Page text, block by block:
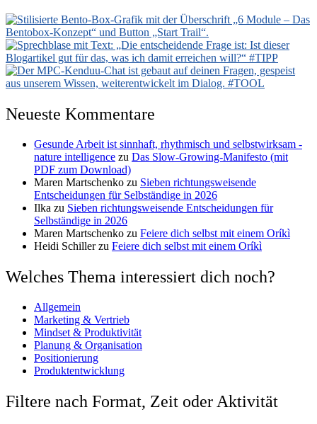
Neueste Kommentare
Gesunde Arbeit ist sinnhaft, rhythmisch und selbstwirksam -
nature intelligence zu Das Slow-Growing-Manifesto (mit
PDF zum Download)
Maren Martschenko zu Sieben richtungsweisende
Entscheidungen für Selbständige in 2026
Ilka zu Sieben richtungsweisende Entscheidungen für
Selbständige in 2026
Maren Martschenko zu Feiere dich selbst mit einem Oríkì
Heidi Schillerzu Feiere dich selbst mit einem Oríkì
Welches Thema interessiert dich noch?
Allgemein
Marketing & Vertrieb
Mindset & Produktivität
Planung & Organisation
Positionierung
Produktentwicklung
Filtere nach Format, Zeit oder Aktivität